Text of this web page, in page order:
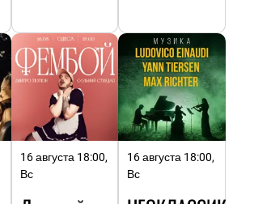
16 августа 18:00,
Вс
16 августа 18:00,
Вс